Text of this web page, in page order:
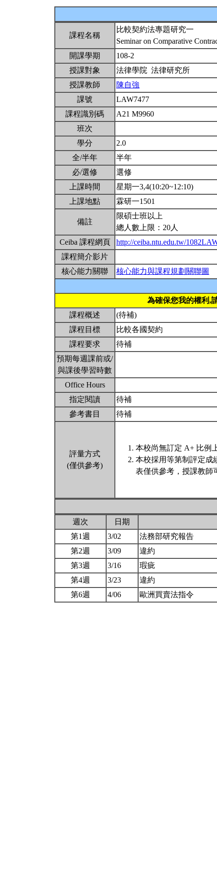
課程名稱
比較契約法專題研究一
Seminar on Comparative
開課學期
108-2
授課對象
法律學院 法律研究所
授課教師
陳自強
課號
LAW7477
課程識別碼
A21 M9960
班次
學分
2.0
全/半年
半年
必/選修
選修
上課時間
星期一3,4(10:20~12:10)
上課地點
霖研一1501
備註
限碩士班以上
總人數上限：20人
Ceiba 課程網頁
http://ceiba.ntu.edu.tw/
課程簡介影片
核心能力關聯
核心能力與課程規劃關聯圖
為確保您我的權利,
課程概述
(待補)
課程目標
比較各國契約
課程要求
待補
預期每週課前或/
與課後學習時數
Office Hours
指定閱讀
待補
參考書目
待補
評量方式
(僅供參考)
本校尚無訂定 A+ 比例
本校採用等第制評定成
表僅供參考，授課教師
週次
日期
第1週
3/02
法務部研究報告
第2週
3/09
違約
第3週
3/16
瑕疵
第4週
3/23
違約
第6週
4/06 歐洲買賣法指令